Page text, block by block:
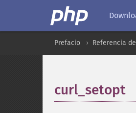
Prefacio Referencia
curl_setopt